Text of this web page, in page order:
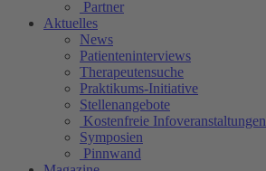
Partner
Aktuelles
News
Patienteninterviews
Therapeutensuche
Praktikums-Initiative
Stellenangebote
Kostenfreie Infoveranstaltungen
Symposien
Pinnwand